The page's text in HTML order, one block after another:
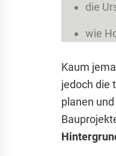
die
wie
Kaum
jedoch die
planen